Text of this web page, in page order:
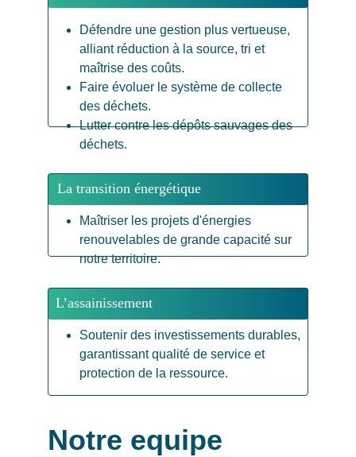
Défendre une gestion plus vertueuse,
alliant réduction à la source, tri et
maîtrise des coûts.
Faire évoluer le système de collecte
des déchets.
Lutter contre les dépôts sauvages des
déchets.
La transition énergétique
Maîtriser les projets d'énergies
renouvelables de grande capacité sur
notre territoire.
L’assainissement
Soutenir des investissements durables,
garantissant qualité de service et
protection de la ressource.
Notre equipe